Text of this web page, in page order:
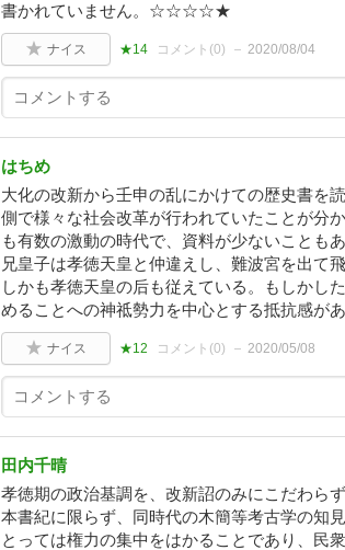
書かれていません。☆☆☆☆★
ナイス ★14 コメント(0) 2020/08/04
はちめ
大化の改新から壬申の乱にかけての歴史書を
側で様々な社会改革が行われていたことが分
も有数の激動の時代で、資料が少ないことも
兄皇子は孝徳天皇と仲違えし、難波宮を出て
しかも孝徳天皇の后も従えている。もしかし
めることへの神祗勢力を中心とする抵抗感
ナイス ★12 コメント(0) 2020/05/08
田内千晴
孝徳期の政治基調を、改新詔のみにこだわら
本書紀に限らず、同時代の木簡等考古学の知
とっては権力の集中をはかることであり、民